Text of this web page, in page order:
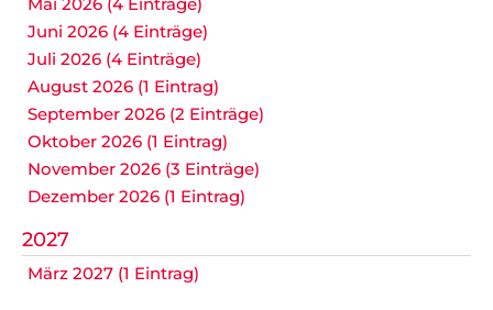
Juni 2026 (4 Einträge)
Juli 2026 (4 Einträge)
August 2026 (1 Eintrag)
September 2026 (2 Einträge)
Oktober 2026 (1 Eintrag)
November 2026 (3 Einträge)
Dezember 2026 (1 Eintrag)
2027
März 2027 (1 Eintrag)